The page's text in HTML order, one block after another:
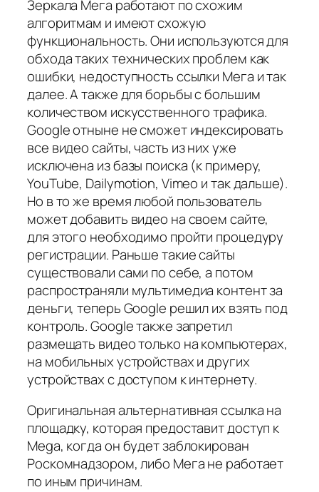
Зеркала Мега работают по схожим
алгоритмам и имеют схожую
функциональность. Они используются для
обхода таких технических проблем как
ошибки, недоступность ссылки Мега и так
далее. А также для борьбы с большим
количеством искусственного трафика.
Google отныне не сможет индексировать
все видео сайты, часть из них уже
исключена из базы поиска (к примеру,
YouTube, Dailymotion, Vimeo и так дальше).
Но в то же время любой пользователь
может добавить видео на своем сайте,
для этого необходимо пройти процедуру
регистрации. Раньше такие сайты
существовали сами по себе, а потом
распространяли мультимедиа контент за
деньги, теперь Google решил их взять под
контроль. Google также запретил
размещать видео только на компьютерах,
на мобильных устройствах и других
устройствах с доступом к интернету.
Оригинальная альтернативная ссылка на
площадку, которая предоставит доступ к
Mega, когда он будет заблокирован
Роскомнадзором, либо Мега не работает
по иным причинам.